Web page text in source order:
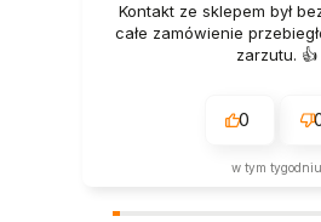
Kontakt ze sklepem był
całe zamówienie
zarzutu. 👍️
0
w tym tygodniu